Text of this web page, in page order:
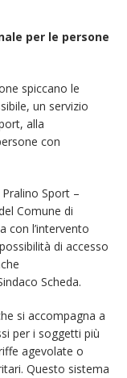
per le persone
spiccano le
un servizio
alla
con
Sport –
Comune di
con l’intervento
di accesso
Scheda.
si accompagna a
per i soggetti più
agevolate o
Questo sistema